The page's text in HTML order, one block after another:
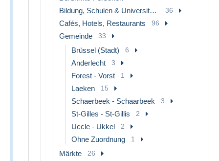
Bildung, Schulen & Universitäten 36
Cafés, Hotels, Restaurants 96
Gemeinde 33
Brüssel (Stadt) 6
Anderlecht 3
Forest - Vorst 1
Laeken 15
Schaerbeek - Schaarbeek 3
St-Gilles - St-Gillis 2
Uccle - Ukkel 2
Ohne Zuordnung 1
Märkte 26